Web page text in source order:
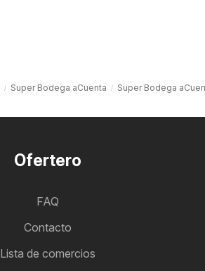
Super Bodega aCuenta Super Bodega
Ofertero
FAQ
Contacto
Lista de comercios